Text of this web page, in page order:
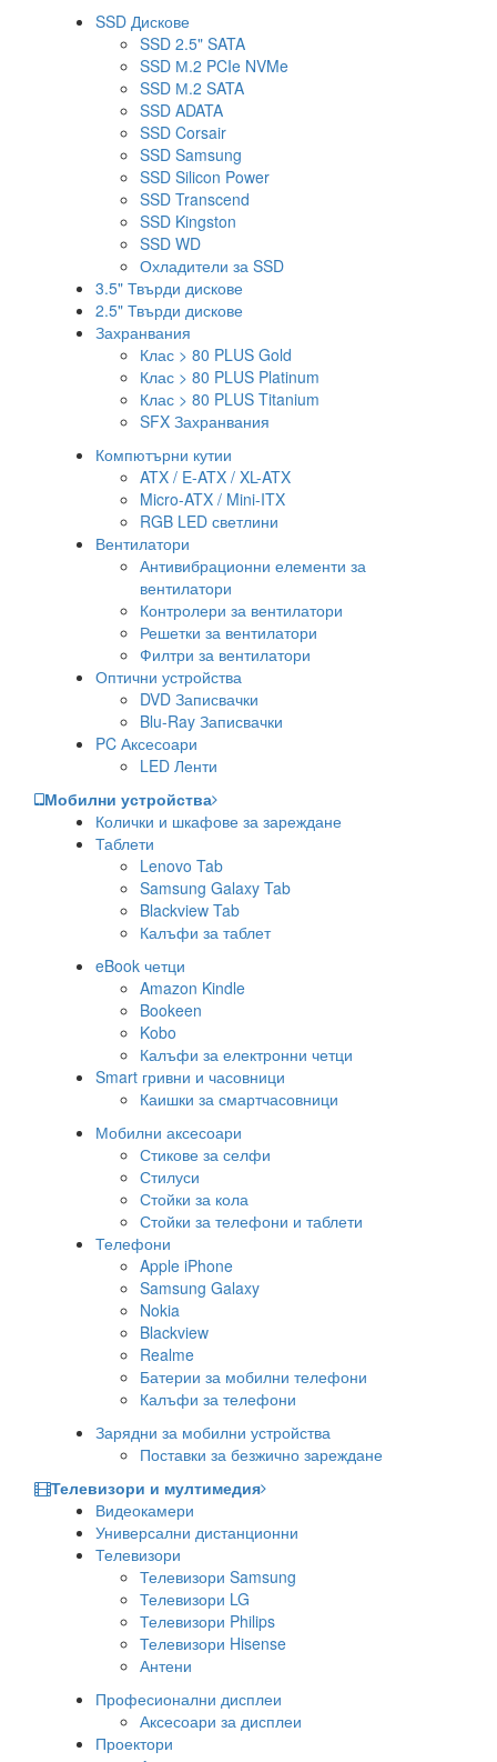
SSD Дискове
SSD 2.5" SATA
SSD М.2 PCIe NVMe
SSD М.2 SATA
SSD ADATA
SSD Corsair
SSD Samsung
SSD Silicon Power
SSD Transcend
SSD Kingston
SSD WD
Охладители за SSD
3.5" Твърди дискове
2.5" Твърди дискове
Захранвания
Клас > 80 PLUS Gold
Клас > 80 PLUS Platinum
Клас > 80 PLUS Titanium
SFX Захранвания
Компютърни кутии
ATX / E-ATX / XL-ATX
Micro-ATX / Mini-ITX
RGB LED светлини
Вентилатори
Антивибрационни елементи за
вентилатори
Контролери за вентилатори
Решетки за вентилатори
Филтри за вентилатори
Оптични устройства
DVD Записвачки
Blu-Ray Записвачки
PC Аксесоари
LED Ленти
Мобилни устройства
Колички и шкафове за зареждане
Таблети
Lenovo Tab
Samsung Galaxy Tab
Blackview Tab
Калъфи за таблет
eBook четци
Amazon Kindle
Bookeen
Kobo
Калъфи за електронни четци
Smart гривни и часовници
Каишки за смартчасовници
Мобилни аксесоари
Стикове за селфи
Стилуси
Стойки за кола
Стойки за телефони и таблети
Телефони
Apple iPhone
Samsung Galaxy
Nokia
Blackview
Realme
Батерии за мобилни телефони
Калъфи за телефони
Зарядни за мобилни устройства
Поставки за безжично зареждане
Телевизори и мултимедия
Видеокамери
Универсални дистанционни
Телевизори
Телевизори Samsung
Телевизори LG
Телевизори Philips
Телевизори Hisense
Антени
Професионални дисплеи
Аксесоари за дисплеи
Проектори